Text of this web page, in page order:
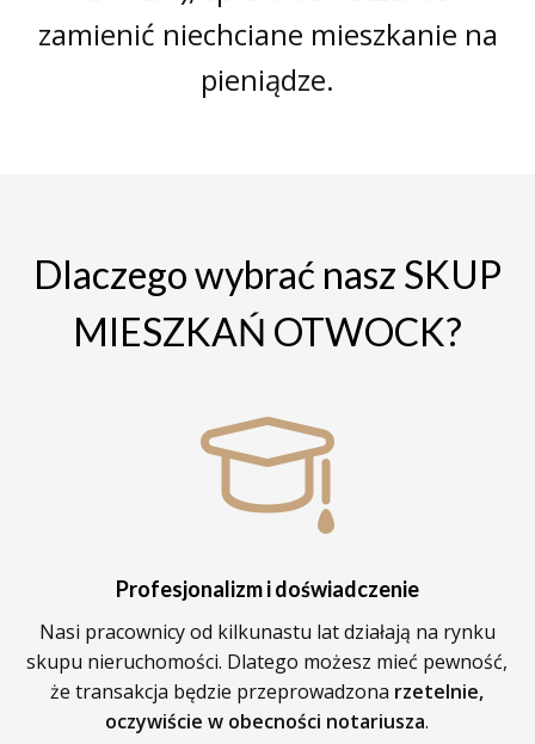
zamienić niechciane mieszkanie na
pieniądze.
Dlaczego wybrać nasz SKUP
MIESZKAŃ OTWOCK?
Profesjonalizm i doświadczenie
Nasi pracownicy od kilkunastu lat działają na rynku
skupu nieruchomości. Dlatego możesz mieć pewność,
że transakcja będzie przeprowadzona rzetelnie,
oczywiście w obecności notariusza.